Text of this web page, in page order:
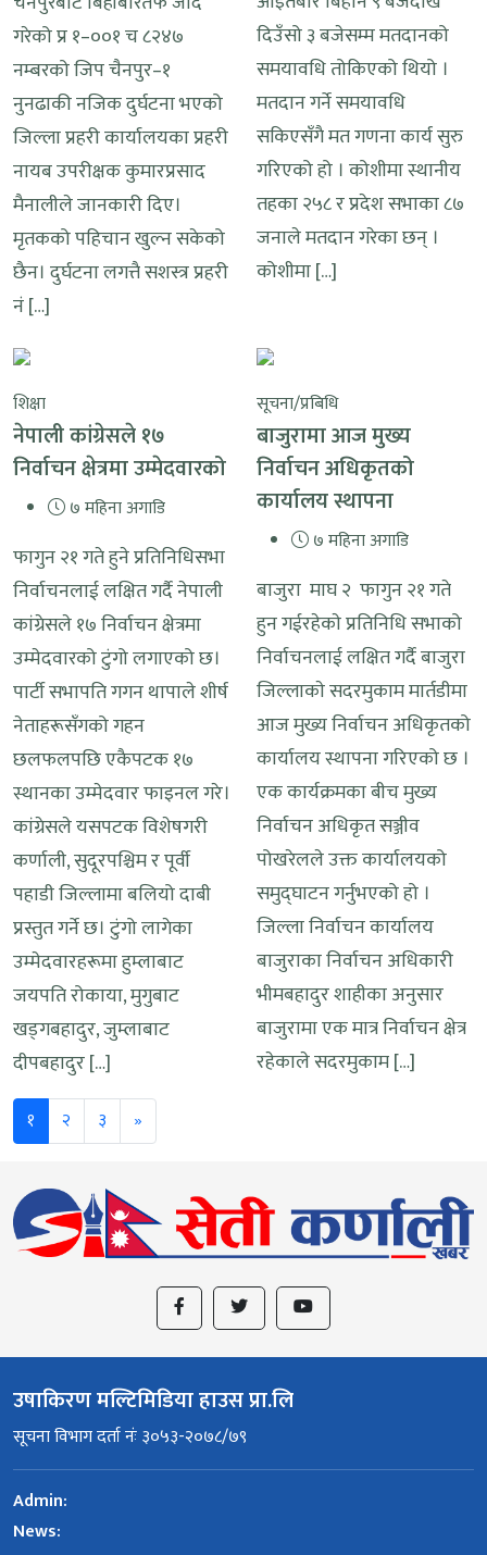
गरेको प्र १–००१ च ८२४७
नम्बरको जिप चैनपुर–१
नुनढाकी नजिक दुर्घटना भएको
जिल्ला प्रहरी कार्यालयका प्रहरी
नायब उपरीक्षक कुमारप्रसाद
मैनालीले जानकारी दिए।
मृतकको पहिचान खुल्न सकेको
छैन। दुर्घटना लगत्तै सशस्त्र प्रहरी
नं […]
दिउँसो ३ बजेसम्म मतदानको
समयावधि तोकिएको थियो ।
मतदान गर्ने समयावधि
सकिएसँगै मत गणना कार्य सुरु
गरिएको हो । कोशीमा स्थानीय
तहका २५८ र प्रदेश सभाका ८७
जनाले मतदान गरेका छन् ।
कोशीमा […]
शिक्षा
नेपाली कांग्रेसले १७
निर्वाचन क्षेत्रमा उम्मेदवारको
७ महिना अगाडि
फागुन २१ गते हुने प्रतिनिधिसभा
निर्वाचनलाई लक्षित गर्दै नेपाली
कांग्रेसले १७ निर्वाचन क्षेत्रमा
उम्मेदवारको टुंगो लगाएको छ।
पार्टी सभापति गगन थापाले शीर्ष
नेताहरूसँगको गहन
छलफलपछि एकैपटक १७
स्थानका उम्मेदवार फाइनल गरे।
कांग्रेसले यसपटक विशेषगरी
कर्णाली, सुदूरपश्चिम र पूर्वी
पहाडी जिल्लामा बलियो दाबी
प्रस्तुत गर्ने छ। टुंगो लागेका
उम्मेदवारहरूमा हुम्लाबाट
जयपति रोकाया, मुगुबाट
खड्गबहादुर, जुम्लाबाट
दीपबहादुर […]
सूचना/प्रबिधि
बाजुरामा आज मुख्य
निर्वाचन अधिकृतको
कार्यालय स्थापना
७ महिना अगाडि
बाजुरा माघ २ फागुन २१ गते
हुन गईरहेकाे प्रतिनिधि सभाको
निर्वाचनलाई लक्षित गर्दै बाजुरा
जिल्लाकाे सदरमुकाम मार्तडीमा
आज मुख्य निर्वाचन अधिकृतको
कार्यालय स्थापना गरिएको छ ।
एक कार्यक्रमका बीच मुख्य
निर्वाचन अधिकृत सञ्जीव
पोखरेलले उक्त कार्यालयको
समुद्घाटन गर्नुभएको हो ।
जिल्ला निर्वाचन कार्यालय
बाजुराका निर्वाचन अधिकारी
भीमबहादुर शाहीका अनुसार
बाजुरामा एक मात्र निर्वाचन क्षेत्र
रहेकाले सदरमुकाम […]
१ २ ३ »
उषाकिरण मल्टिमिडिया हाउस प्रा.लि
सूचना विभाग दर्ता नंः ३०५३-२०७८/७९
Admin:
News: